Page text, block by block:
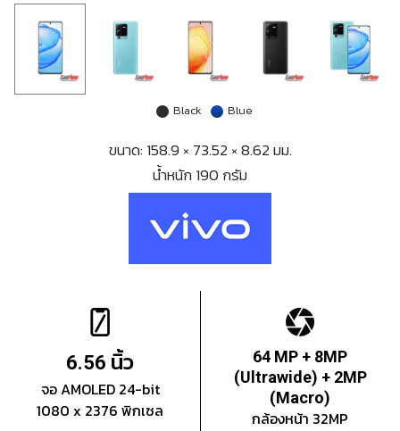
Black Blue
ขนาด: 158.9 × 73.52 × 8.62 มม.
น้ำหนัก 190 กรัม
6.56 นิ้ว
จอ AMOLED 24-bit
1080 x 2376 พิกเซล
64 MP + 8MP
(Ultrawide) + 2MP
(Macro)
กล้องหน้า 32MP